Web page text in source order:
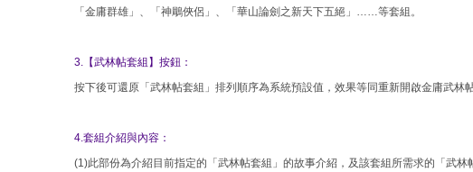
「金庸群雄」、「神鵰俠侶」、「華山論劍之新天下五絕」……等套組。
3.【武林帖套組】按鈕：
按下後可還原「武林帖套組」排列順序為系統預設值，效果等同重新開啟金庸武林帖
4.套組介紹與內容：
(1)此部份為介紹目前指定的「武林帖套組」的故事介紹，及該套組所需求的「武